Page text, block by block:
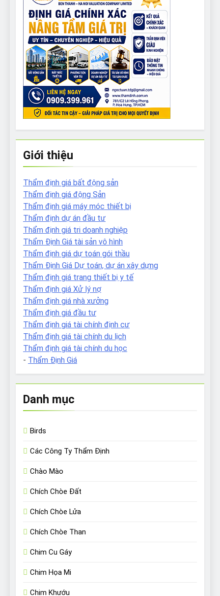
Giới thiệu
Thẩm định giá bất động sản
Thẩm định giá động Sản
Thẩm định giá máy móc thiết bị
Thẩm định dự án đầu tư
Thẩm định giá tri doanh nghiệp
Thẩm Định Giá tài sản vô hình
Thẩm định giá dự toán gói thầu
Thẩm Định Giá Dự toán, dự án xây dựng
Thẩm định giá trang thiết bị y tế
Thẩm định giá Xử lý nợ
Thẩm định giá nhà xưởng
Thẩm định giá đầu tư
Thẩm định giá tài chính định cư
Thẩm định giá tài chính du lịch
Thẩm định giá tài chính du học
- Thẩm Định Giá
Danh mục
Birds
Các Công Ty Thẩm Định
Chào Mào
Chích Chòe Đất
Chích Chòe Lửa
Chích Chòe Than
Chim Cu Gáy
Chim Họa Mi
Chim Khướu